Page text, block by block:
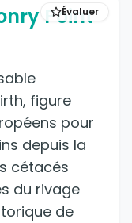
Évaluer
Point
figure
pour
depuis la
cétacés
du rivage
de